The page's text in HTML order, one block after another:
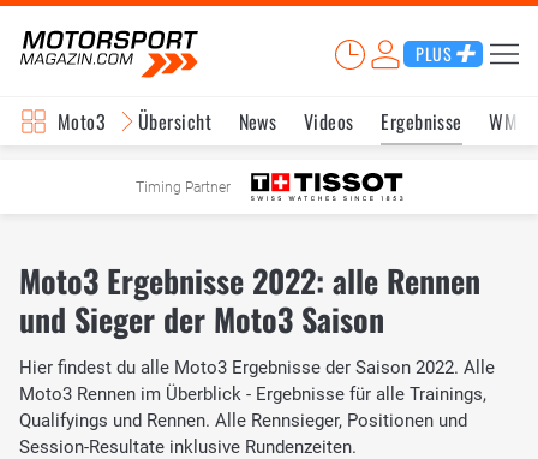
PLUS
Moto3 Übersicht News Videos Ergebnisse WM-
Timing Partner
Moto3 Ergebnisse 2022: alle Rennen
und Sieger der Moto3 Saison
Hier findest du alle Moto3 Ergebnisse der Saison 2022. Alle
Moto3 Rennen im Überblick - Ergebnisse für alle Trainings,
Qualifyings und Rennen. Alle Rennsieger, Positionen und
Session-Resultate inklusive Rundenzeiten.